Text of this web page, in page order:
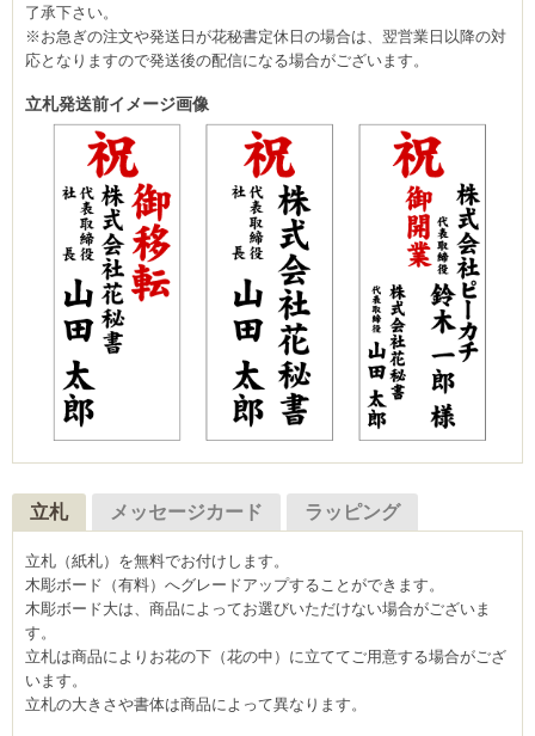
了承下さい。
※お急ぎの注文や発送日が花秘書定休日の場合は、翌営業日以降の対
応となりますので発送後の配信になる場合がございます。
立札発送前イメージ画像
立札 メッセージカード ラッピング
立札（紙札）を無料でお付けします。
木彫ボード（有料）へグレードアップすることができます。
木彫ボード大は、商品によってお選びいただけない場合がございま
す。
立札は商品によりお花の下（花の中）に立ててご用意する場合がござ
います。
立札の大きさや書体は商品によって異なります。